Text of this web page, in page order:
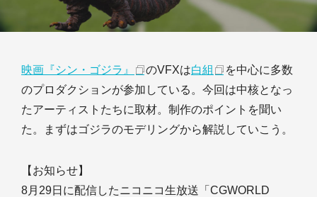
映画『シン・ゴジラ』 のVFXは白組
を中心に多数
のプロダクションが参加している。今回は中核となっ
たアーティストたちに取材。制作のポイントを聞い
た。まずはゴジラのモデリングから解説していこう。
【お知らせ】
8月29日に配信したニコニコ生放送「CGWORLD